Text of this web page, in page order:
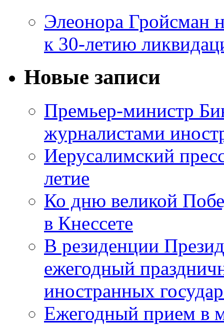
Элеонора Гройсман
к 30-летию
Новые записи
Премьер-министр
журналистами
Иерусалимский
летие
Ко дню великой
в Кнессете
В резиденции
ежегодный
иностранных
Ежегодный прием в